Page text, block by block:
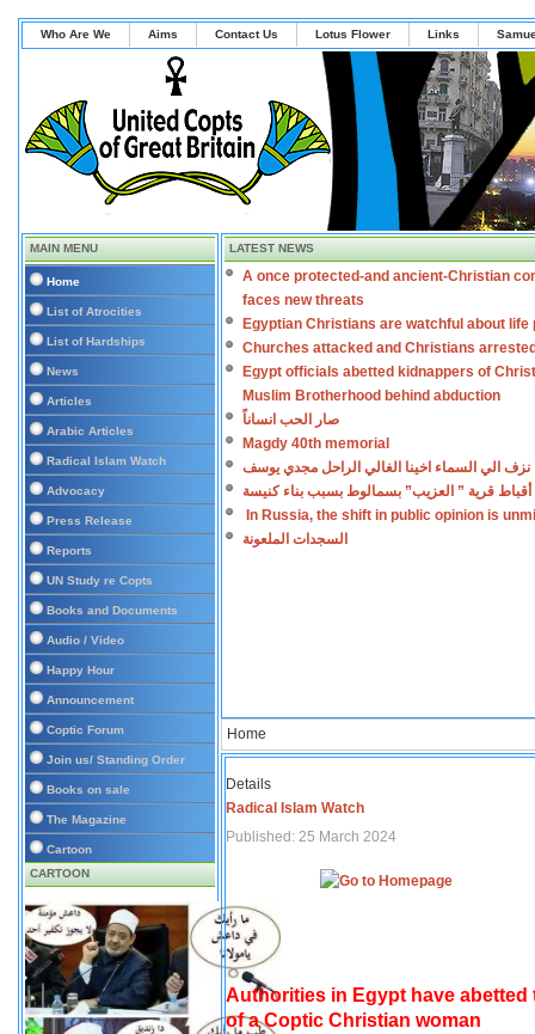
Who Are We Aims Contact Us Lotus Flower Links
MAIN MENU
Home
List of Atrocities
List of Hardships
News
Articles
Arabic Articles
Radical Islam Watch
Advocacy
Press Release
Reports
UN Study re Copts
Books and Documents
Audio / Video
Happy Hour
Announcement
Coptic Forum
Join us/ Standing Order
Books on sale
The Magazine
Cartoon
CARTOON
LATEST NEWS
A once protected-and ancient-Christian
faces new threats
Egyptian Christians are watchful about life
Churches attacked and Christians
Egypt officials abetted kidnappers of
Muslim Brotherhood behind abduction
صار الحب انساناً
Magdy 40th memorial
نزف الي السماء اخينا الغالي الراحل مجدي يوسف
أقباط قرية ” العزيب” بسمالوط بسبب بناء كنيسة
In Russia, the shift in public opinion is
السجدات الملعونة
Home
Details
Radical Islam Watch
Published: 25 March 2024
Authorities in Egypt have
of a Coptic Christian woman